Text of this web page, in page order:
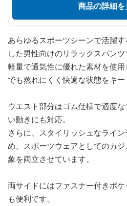
商品の詳細を
あらゆるスポーツシーンで活躍
した男性向けのリラックスパンツ
軽量で通気性に優れた素材を使
でも蒸れにくく快適な状態をキー
ウエスト部分はゴム仕様で適度
い動きにも対応。
さらに、スタイリッシュなライ
め、スポーツウェアとしてのカ
象を両立させています。
両サイドにはファスナー付きポ
も便利です。